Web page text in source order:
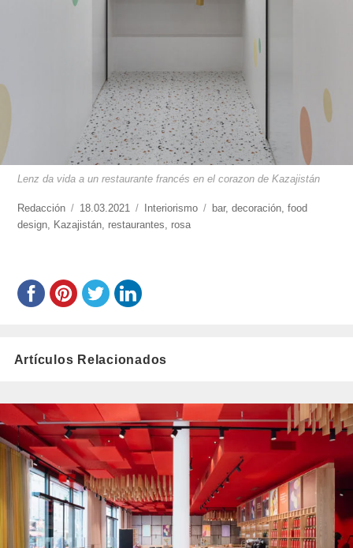
Lenz da vida a un restaurante francés en el corazon de Kazajistán
https://www.experimenta.es/author/redaccion/
Redacción
Publicado
el
18.03.2021 Categorías
Interiorismo Etiquetas
bar,decoración,food
design, Kazajistán, restaurantes, rosa
Artículos Relacionados